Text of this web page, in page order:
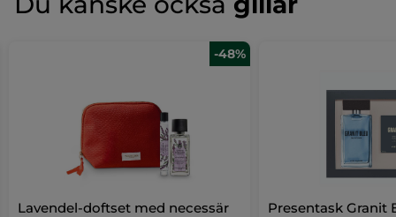
Foder: beige-cremefärgad polybomull (30% bomull, 70%
Inget
LÄGG TILL RECENSION
-48%
Lavendel-doftset med necessär Presentask Granit